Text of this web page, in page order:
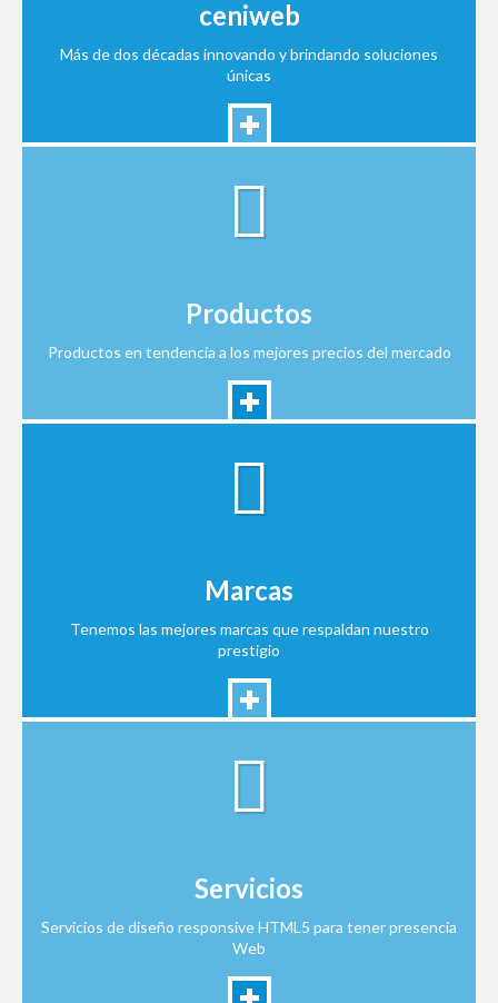
ceniweb
Más de dos décadas innovando y brindando soluciones
únicas
Productos
Productos en tendencia a los mejores precios del mercado
Marcas
Tenemos las mejores marcas que respaldan nuestro
prestigio
Servicios
Servicios de diseño responsive HTML5 para tener presencia
Web